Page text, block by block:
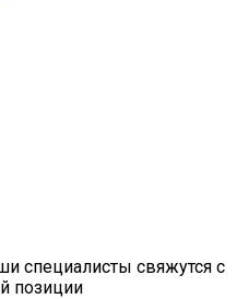
специалисты свяжутся с
позиции